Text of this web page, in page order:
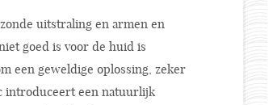
uitstraling en armen en
goed is voor de huid is
een geweldige oplossing, zeker
introduceert een natuurlijk